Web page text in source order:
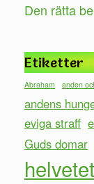
Den rätta
Etiketter
Abraham anden
andens
eviga straff
Guds domar
helvetet